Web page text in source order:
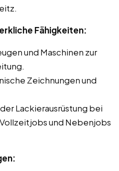
Fähigkeiten:
und Maschinen zur
Zeichnungen und
Lackierausrüstung bei
und Nebenjobs